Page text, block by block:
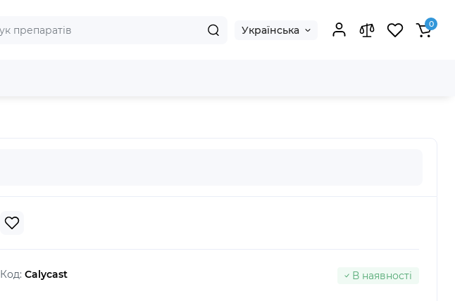
Українська 0
Код: Calycast В наявності